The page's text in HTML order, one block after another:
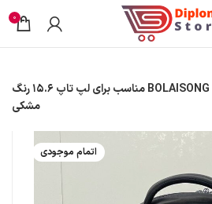
0
کوله پشتی لپ تاپ برند BOLAISONG مناسب برای لپ تاپ 15.6 رنگ
مشکی
اتمام موجودی